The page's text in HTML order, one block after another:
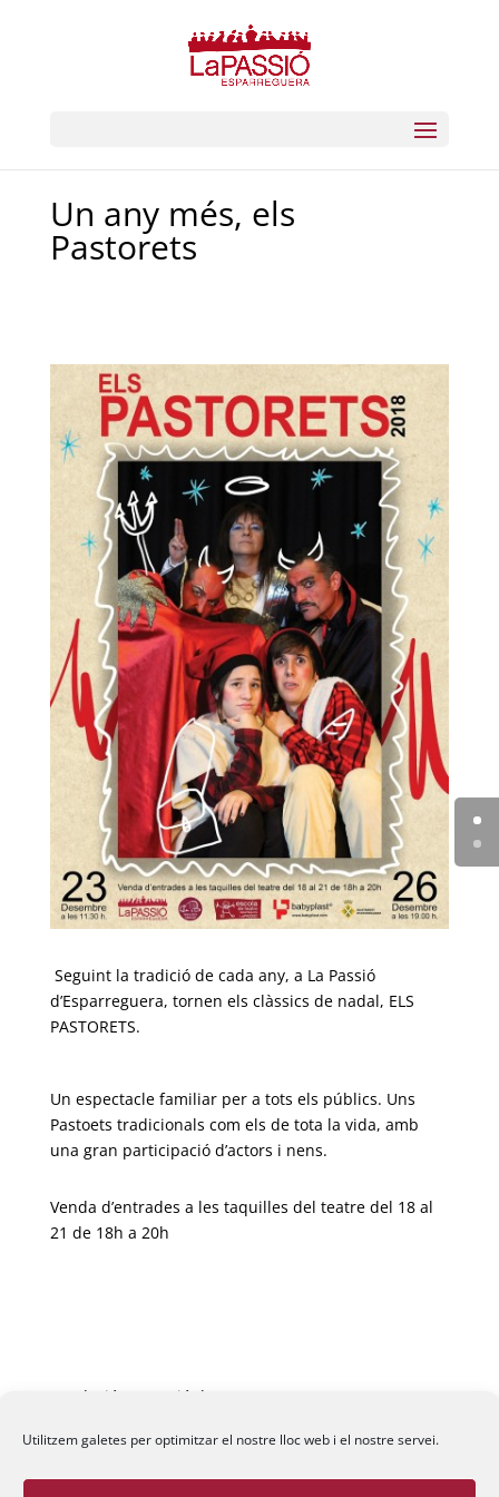
Utilitzem galetes per optimitzar el nostre lloc web i el nostre servei.
Un any més, els
Pastorets
Seguint la tradició de cada any, a La Passió
d’Esparreguera, tornen els clàssics de nadal, ELS
PASTORETS.
Un espectacle familiar per a tots els públics. Uns
Pastoets tradicionals com els de tota la vida, amb
una gran participació d’actors i nens.
Venda d’entrades a les taquilles del teatre del 18 al
21 de 18h a 20h
Fundació La Passió d’Esparreguera, 2026